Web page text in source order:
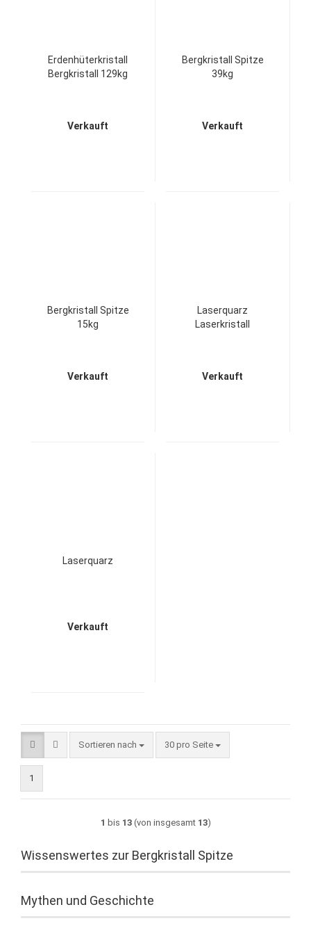
Erdenhüterkristall
Bergkristall 129kg
Verkauft
Bergkristall Spitze
39kg
Verkauft
Bergkristall Spitze
15kg
Verkauft
Laserquarz
Laserkristall
Verkauft
Laserquarz
Verkauft
Sortieren nach
Sortieren nach 30 pro Seite
pro Seite
1
1 bis 13(von insgesamt 13)
Wissenswertes zur Bergkristall Spitze
Mythen und Geschichte